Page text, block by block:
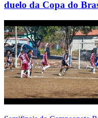
duelo da Copa do